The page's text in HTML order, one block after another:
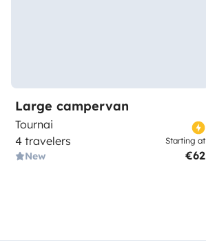
Large campervan
Tournai
4 travelers
New
Starting at
€62